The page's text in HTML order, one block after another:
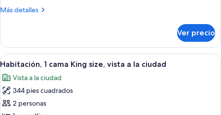
cama
balcón
Más detalles
Más
Deluxe,
cama
size,
balcón
Ver precio
Abrir
todas
las
fotos
de
Habitación de hotel con una cama
7
Habitación, 1 cama King size, vista a la ciudad
Vista a la ciudad
344 pies cuadrados
2 personas